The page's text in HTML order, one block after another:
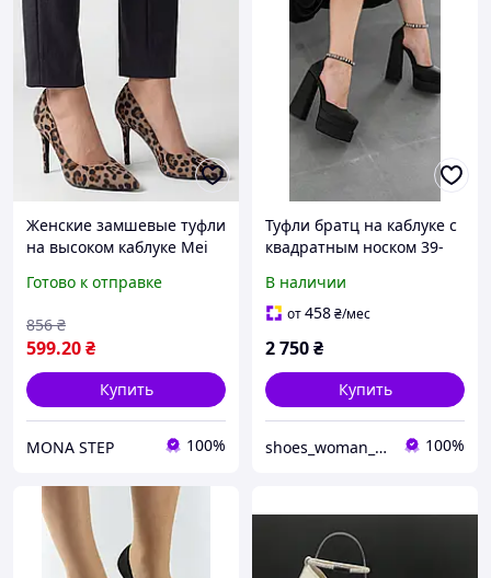
Женские замшевые туфли
на высоком каблуке Mei
Готово к отправке
599.20₴
856 ₴
Купить
MONA STEP 100%
Туфли братц на каблуке с
квадратным носком 39-
платформе атласные
черные весна лето
В наличии
от458₴/мес
2 750₴
Купить
shoes_woman_ukraine 100%